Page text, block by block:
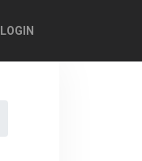
LOGIN